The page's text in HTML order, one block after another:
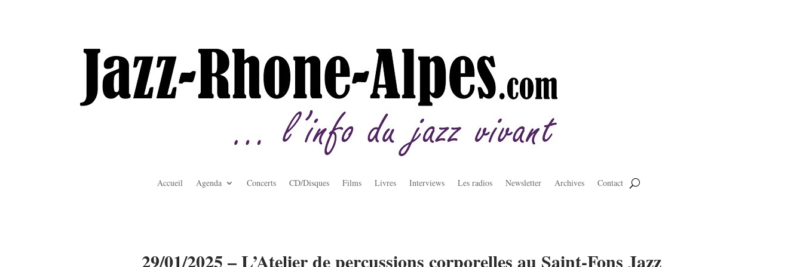
Accueil Agenda Concerts CD/Disques Films Livres Interviews Les radios Newsletter Archives Contact
29/01/2025 – L’Atelier de percussions corporelles au Saint-Fons Jazz